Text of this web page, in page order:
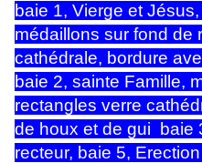
baie 1, Vierge et
médaillons sur fond de
cathédrale, bordure
baie 2, sainte Famille,
rectangles verre
de houx et de gui baie
recteur, baie 5,